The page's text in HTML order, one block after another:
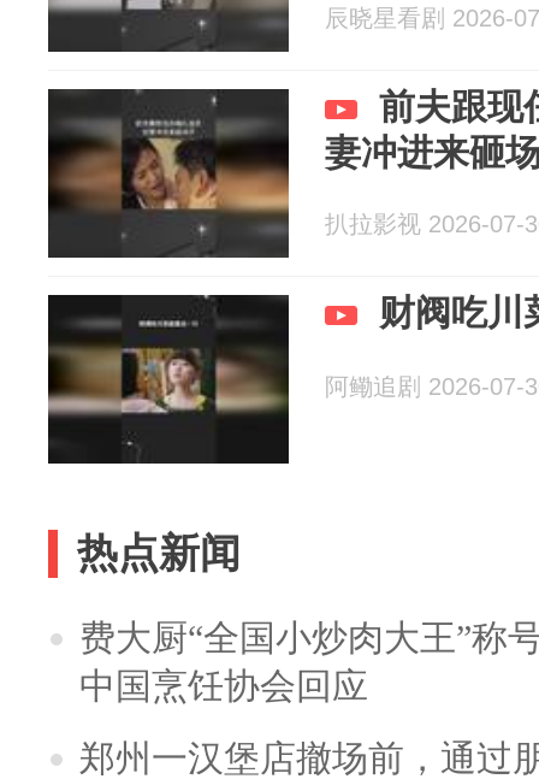
辰晓星看剧 2026-
前夫跟现
妻冲进来砸
扒拉影视 2026-07-
财阀吃川
阿鳓追剧 2026-07-
热点新闻
费大厨“全国小炒肉大王”称
中国烹饪协会回应
郑州一汉堡店撤场前，通过